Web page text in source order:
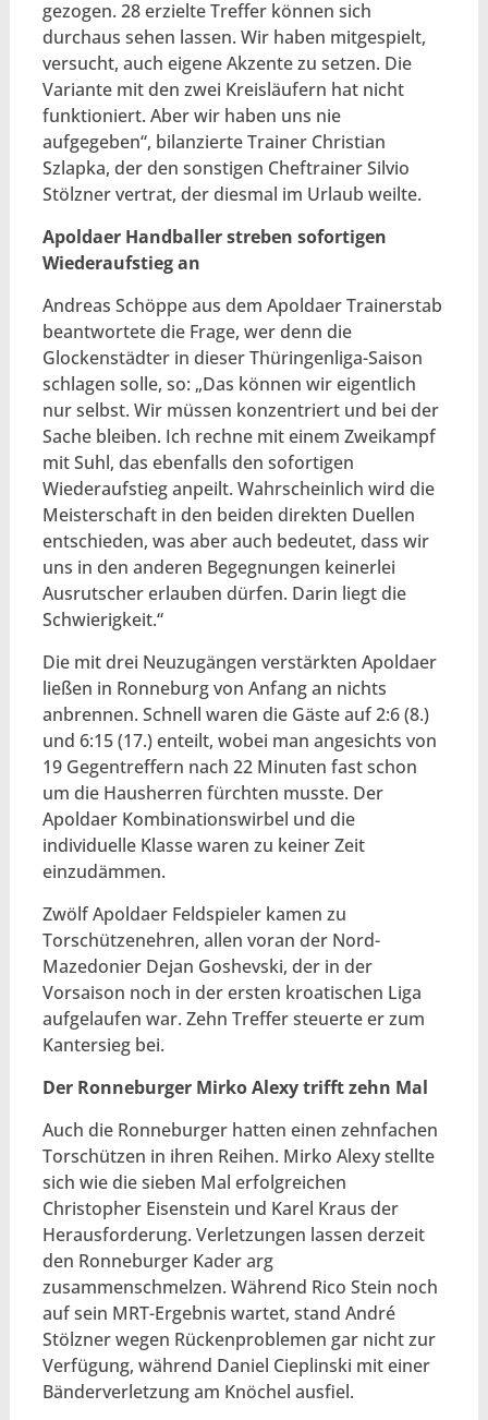
gezogen. 28 erzielte Treffer können sich
durchaus sehen lassen. Wir haben mitgespielt,
versucht, auch eigene Akzente zu setzen. Die
Variante mit den zwei Kreisläufern hat nicht
funktioniert. Aber wir haben uns nie
aufgegeben“, bilanzierte Trainer Christian
Szlapka, der den sonstigen Cheftrainer Silvio
Stölzner vertrat, der diesmal im Urlaub weilte.
Apoldaer Handballer streben sofortigen
Wiederaufstieg an
Andreas Schöppe aus dem Apoldaer Trainerstab
beantwortete die Frage, wer denn die
Glockenstädter in dieser Thüringenliga-Saison
schlagen solle, so: „Das können wir eigentlich
nur selbst. Wir müssen konzentriert und bei der
Sache bleiben. Ich rechne mit einem Zweikampf
mit Suhl, das ebenfalls den sofortigen
Wiederaufstieg anpeilt. Wahrscheinlich wird die
Meisterschaft in den beiden direkten Duellen
entschieden, was aber auch bedeutet, dass wir
uns in den anderen Begegnungen keinerlei
Ausrutscher erlauben dürfen. Darin liegt die
Schwierigkeit.“
Die mit drei Neuzugängen verstärkten Apoldaer
ließen in Ronneburg von Anfang an nichts
anbrennen. Schnell waren die Gäste auf 2:6 (8.)
und 6:15 (17.) enteilt, wobei man angesichts von
19 Gegentreffern nach 22 Minuten fast schon
um die Hausherren fürchten musste. Der
Apoldaer Kombinationswirbel und die
individuelle Klasse waren zu keiner Zeit
einzudämmen.
Zwölf Apoldaer Feldspieler kamen zu
Torschützenehren, allen voran der Nord-
Mazedonier Dejan Goshevski, der in der
Vorsaison noch in der ersten kroatischen Liga
aufgelaufen war. Zehn Treffer steuerte er zum
Kantersieg bei.
Der Ronneburger Mirko Alexy trifft zehn Mal
Auch die Ronneburger hatten einen zehnfachen
Torschützen in ihren Reihen. Mirko Alexy stellte
sich wie die sieben Mal erfolgreichen
Christopher Eisenstein und Karel Kraus der
Herausforderung. Verletzungen lassen derzeit
den Ronneburger Kader arg
zusammenschmelzen. Während Rico Stein noch
auf sein MRT-Ergebnis wartet, stand André
Stölzner wegen Rückenproblemen gar nicht zur
Verfügung, während Daniel Cieplinski mit einer
Bänderverletzung am Knöchel ausfiel.